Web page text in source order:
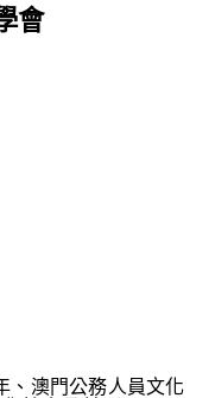
會
、澳門公務人員文化